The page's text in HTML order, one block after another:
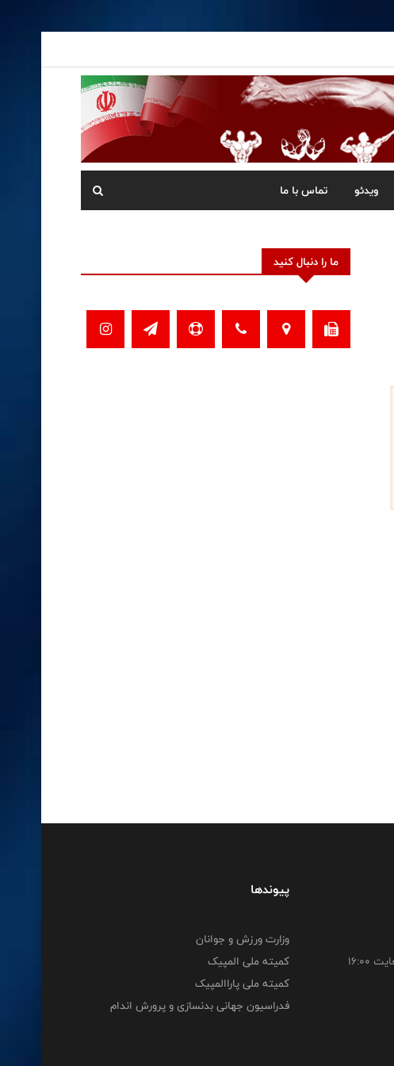
ویدئو تماس با ما
ما را دنبال کنید
پیوندها
وزارت ورزش و جوانان
کمیته ملی المپیک
کمیته ملی پاراالمپیک
فدراسیون جهانی بدنسازی و پرورش اندام